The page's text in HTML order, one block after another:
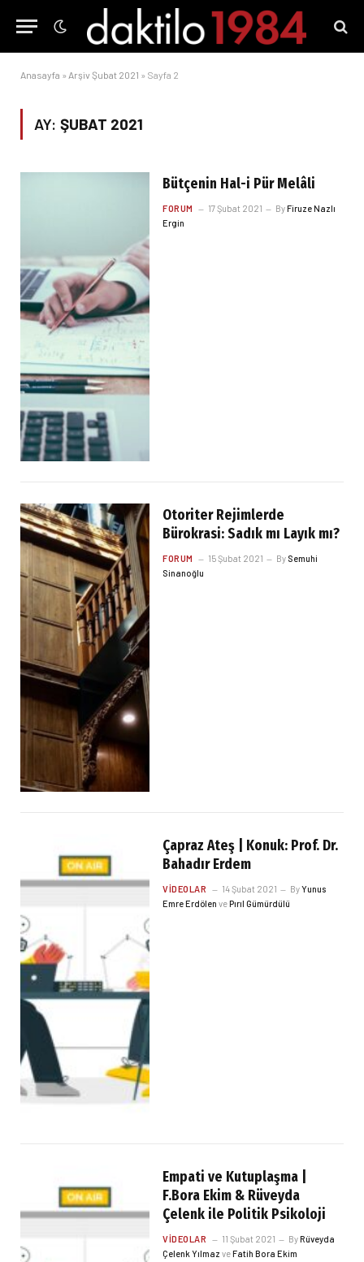
Anasayfa » Arşiv Şubat 2021 » Sayfa 2
AY: ŞUBAT 2021
Bütçenin Hal-i Pür Melâli
FORUM 17 Şubat 2021 ByFiruze Nazlı
Ergin
Otoriter Rejimlerde
Bürokrasi: Sadık mı Layık mı?
FORUM 15 Şubat 2021 By Semuhi
Sinanoğlu
Çapraz Ateş | Konuk: Prof. Dr.
Bahadır Erdem
VIDEOLAR 14 Şubat 2021 ByYunus
Emre Erdölen vePırıl Gümürdülü
Empati ve Kutuplaşma |
F.Bora Ekim & Rüveyda
Çelenk ile Politik Psikoloji
VIDEOLAR 11 Şubat 2021 ByRüveyda
Çelenk Yılmaz veFatih Bora Ekim